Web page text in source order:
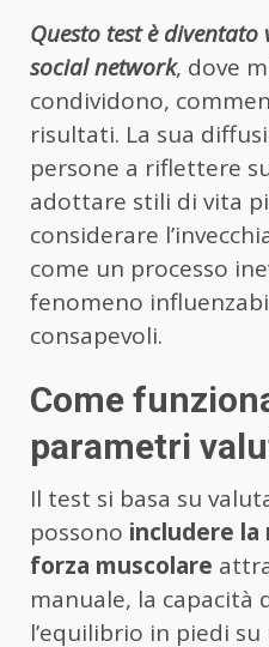
Questo test è
social network, dove
condividono,
risultati. La sua
persone a riflettere
adottare stili di vita
considerare
come un processo
fenomeno
consapevoli.
Come
parametri
Il test si basa su
possono includere la
forza muscolare
manuale, la capacità
l’equilibrio in piedi